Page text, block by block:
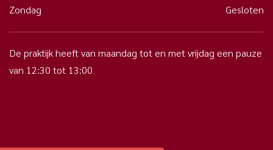
Zondag
Gesloten
De praktijk heeft van maandag tot en met vrijdag een pauze
van 12:30 tot 13:00